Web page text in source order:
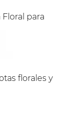
para
florales y